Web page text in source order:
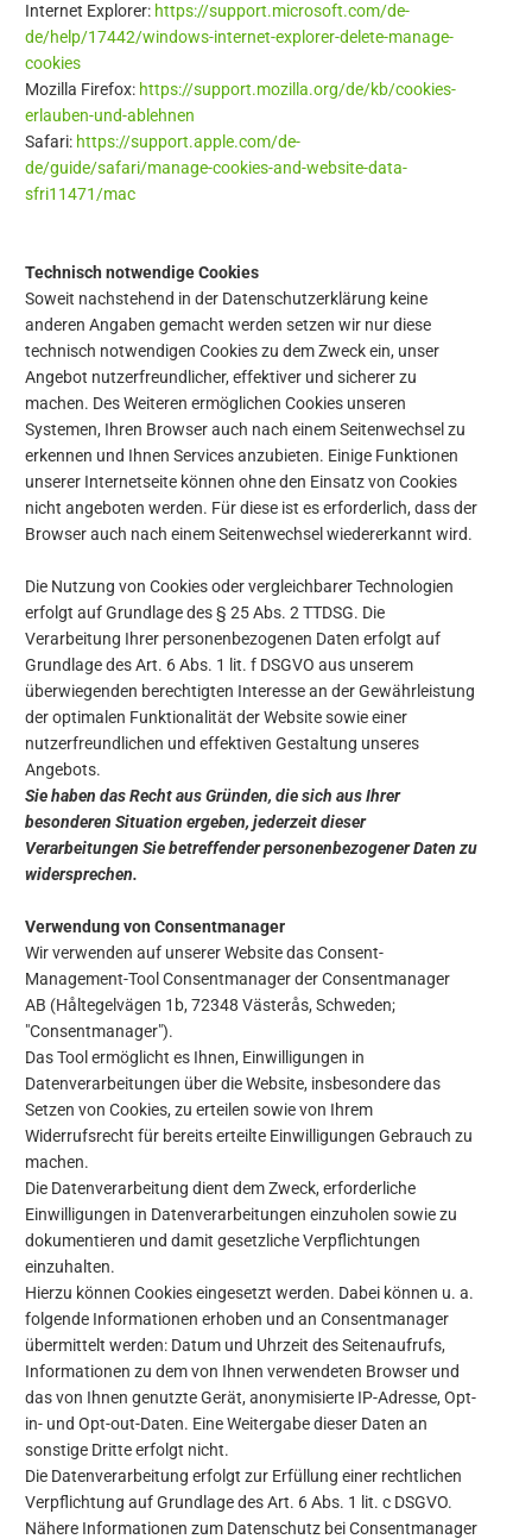
Internet Explorer: https://support.microsoft.com/de-
de/help/17442/windows-internet-explorer-delete-manage-
cookies
Mozilla Firefox: https://support.mozilla.org/de/kb/cookies-
erlauben-und-ablehnen
Safari: https://support.apple.com/de-
de/guide/safari/manage-cookies-and-website-data-
sfri11471/mac
Technisch notwendige Cookies
Soweit nachstehend in der Datenschutzerklärung keine
anderen Angaben gemacht werden setzen wir nur diese
technisch notwendigen Cookies zu dem Zweck ein, unser
Angebot nutzerfreundlicher, effektiver und sicherer zu
machen. Des Weiteren ermöglichen Cookies unseren
Systemen, Ihren Browser auch nach einem Seitenwechsel zu
erkennen und Ihnen Services anzubieten. Einige Funktionen
unserer Internetseite können ohne den Einsatz von Cookies
nicht angeboten werden. Für diese ist es erforderlich, dass der
Browser auch nach einem Seitenwechsel wiedererkannt wird.
Die Nutzung von Cookies oder vergleichbarer Technologien
erfolgt auf Grundlage des § 25 Abs. 2 TTDSG. Die
Verarbeitung Ihrer personenbezogenen Daten erfolgt auf
Grundlage des Art. 6 Abs. 1 lit. f DSGVO aus unserem
überwiegenden berechtigten Interesse an der Gewährleistung
der optimalen Funktionalität der Website sowie einer
nutzerfreundlichen und effektiven Gestaltung unseres
Angebots.
Sie haben das Recht aus Gründen, die sich aus Ihrer
besonderen Situation ergeben, jederzeit dieser
Verarbeitungen Sie betreffender personenbezogener Daten zu
widersprechen.
Verwendung von Consentmanager
Wir verwenden auf unserer Website das Consent-
Management-Tool Consentmanager der Consentmanager
AB (Håltegelvägen 1b, 72348 Västerås, Schweden;
"Consentmanager").
Das Tool ermöglicht es Ihnen, Einwilligungen in
Datenverarbeitungen über die Website, insbesondere das
Setzen von Cookies, zu erteilen sowie von Ihrem
Widerrufsrecht für bereits erteilte Einwilligungen Gebrauch zu
machen.
Die Datenverarbeitung dient dem Zweck, erforderliche
Einwilligungen in Datenverarbeitungen einzuholen sowie zu
dokumentieren und damit gesetzliche Verpflichtungen
einzuhalten.
Hierzu können Cookies eingesetzt werden. Dabei können u. a.
folgende Informationen erhoben und an Consentmanager
übermittelt werden: Datum und Uhrzeit des Seitenaufrufs,
Informationen zu dem von Ihnen verwendeten Browser und
das von Ihnen genutzte Gerät, anonymisierte IP-Adresse, Opt-
in- und Opt-out-Daten. Eine Weitergabe dieser Daten an
sonstige Dritte erfolgt nicht.
Die Datenverarbeitung erfolgt zur Erfüllung einer rechtlichen
Verpflichtung auf Grundlage des Art. 6 Abs. 1 lit. c DSGVO.
Nähere Informationen zum Datenschutz bei Consentmanager